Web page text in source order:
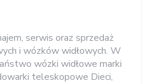
serwis oraz sprzedaż
i wózków widłowych. W
wózki widłowe marki
teleskopowe Dieci,